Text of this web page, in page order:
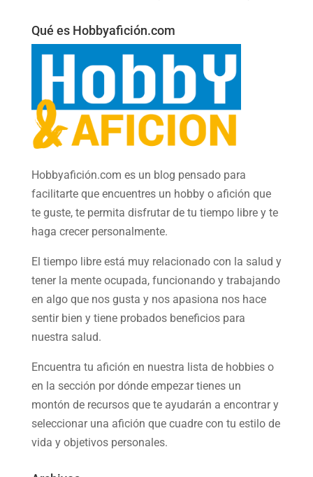
Qué es Hobbyafición.com
Hobbyafición.com es un blog pensado para
facilitarte que encuentres un hobby o afición que
te guste, te permita disfrutar de tu tiempo libre y te
haga crecer personalmente.
El tiempo libre está muy relacionado con la salud y
tener la mente ocupada, funcionando y trabajando
en algo que nos gusta y nos apasiona nos hace
sentir bien y tiene probados beneficios para
nuestra salud.
Encuentra tu afición en nuestra lista de hobbieso
en la sección por dónde empezar tienes un
montón de recursos que te ayudarán a encontrar y
seleccionar una afición que cuadre con tu estilo de
vida y objetivos personales.